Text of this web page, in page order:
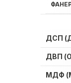
ДСП
ДВП
МДФ